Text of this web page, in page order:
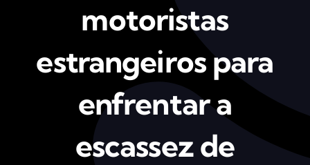
motoristas
estrangeiros para
enfrentar a
escassez de